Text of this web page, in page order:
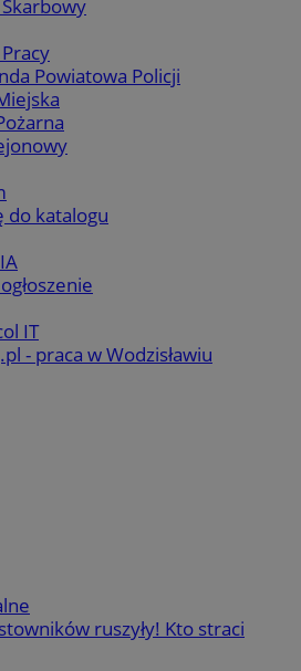
Powiatowa Policji
do katalogu
IT
- praca w Wodzisławiu
ruszyły! Kto straci